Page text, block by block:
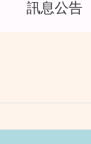
訊息公告